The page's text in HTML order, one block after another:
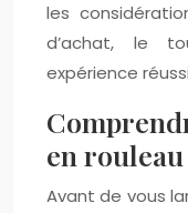
les
d’achat, le
expérience
en rouleau
Avant de vous